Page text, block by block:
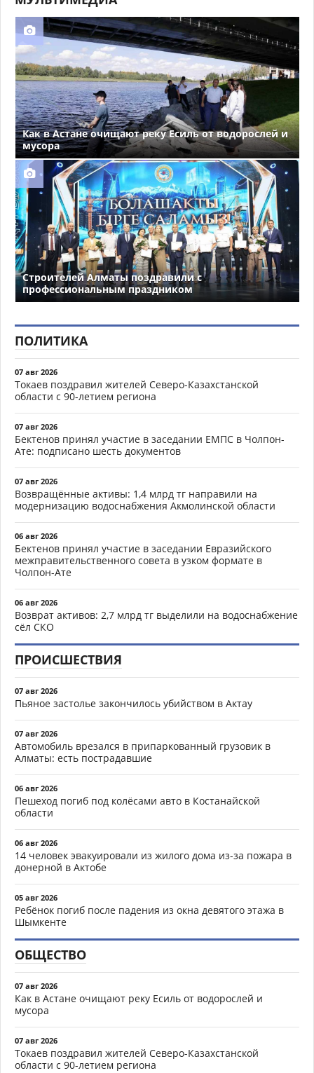
Как в Астане очищают реку Есиль от водорослей и
мусора
Строителей Алматы поздравили с
профессиональным праздником
ПОЛИТИКА
07 авг 2026
Токаев поздравил жителей Северо-Казахстанской
области с 90-летием региона
07 авг 2026
Бектенов принял участие в заседании ЕМПС в Чолпон-
Ате: подписано шесть документов
07 авг 2026
Возвращённые активы: 1,4 млрд тг направили на
модернизацию водоснабжения Акмолинской области
06 авг 2026
Бектенов принял участие в заседании Евразийского
межправительственного совета в узком формате в
Чолпон-Ате
06 авг 2026
Возврат активов: 2,7 млрд тг выделили на водоснабжение
сёл СКО
ПРОИСШЕСТВИЯ
07 авг 2026
Пьяное застолье закончилось убийством в Актау
07 авг 2026
Автомобиль врезался в припаркованный грузовик в
Алматы: есть пострадавшие
06 авг 2026
Пешеход погиб под колёсами авто в Костанайской
области
06 авг 2026
14 человек эвакуировали из жилого дома из-за пожара в
донерной в Актобе
05 авг 2026
Ребёнок погиб после падения из окна девятого этажа в
Шымкенте
ОБЩЕСТВО
07 авг 2026
Как в Астане очищают реку Есиль от водорослей и
мусора
07 авг 2026
Токаев поздравил жителей Северо-Казахстанской
области с 90-летием региона